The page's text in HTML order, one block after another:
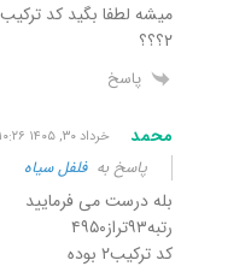
۲؟؟؟
پاسخ
محمد خرداد ۳۰, ۱۴۰۵ ۱۰:۲۶ ق٫ظ
پاسخ بهفلفل سیاه
بله درست می فرمایید
رتبه۹۳تراز۴۹۵۰
کد ترکیب۲ بوده